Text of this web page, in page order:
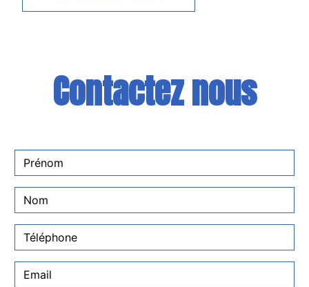
Contactez nous